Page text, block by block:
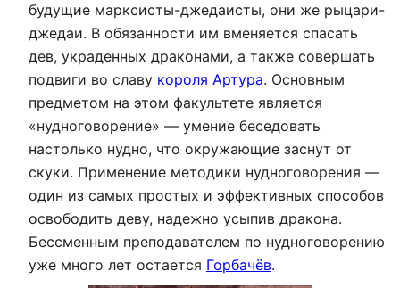
будущие марксисты-джедаисты, они же рыцари-
джедаи. В обязанности им вменяется спасать
дев, украденных драконами, а также совершать
подвиги во славу короля Артура. Основным
предметом на этом факультете является
«нудноговорение» — умение беседовать
настолько нудно, что окружающие заснут от
скуки. Применение методики нудноговорения —
один из самых простых и эффективных способов
освободить деву, надежно усыпив дракона.
Бессменным преподавателем по нудноговорению
уже много лет остается Горбачёв.